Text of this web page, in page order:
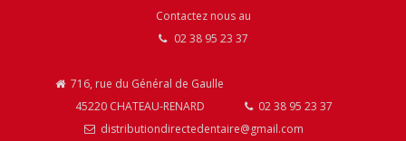
Contactez nous au
02 38 95 23 37
716, rue du Général de Gaulle
45220 CHATEAU-RENARD
02 38 95 23 37
distributiondirectedentaire@gmail.com